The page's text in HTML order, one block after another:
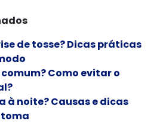
de tosse? Dicas práticas
Como evitar o
à noite? Causas e dicas